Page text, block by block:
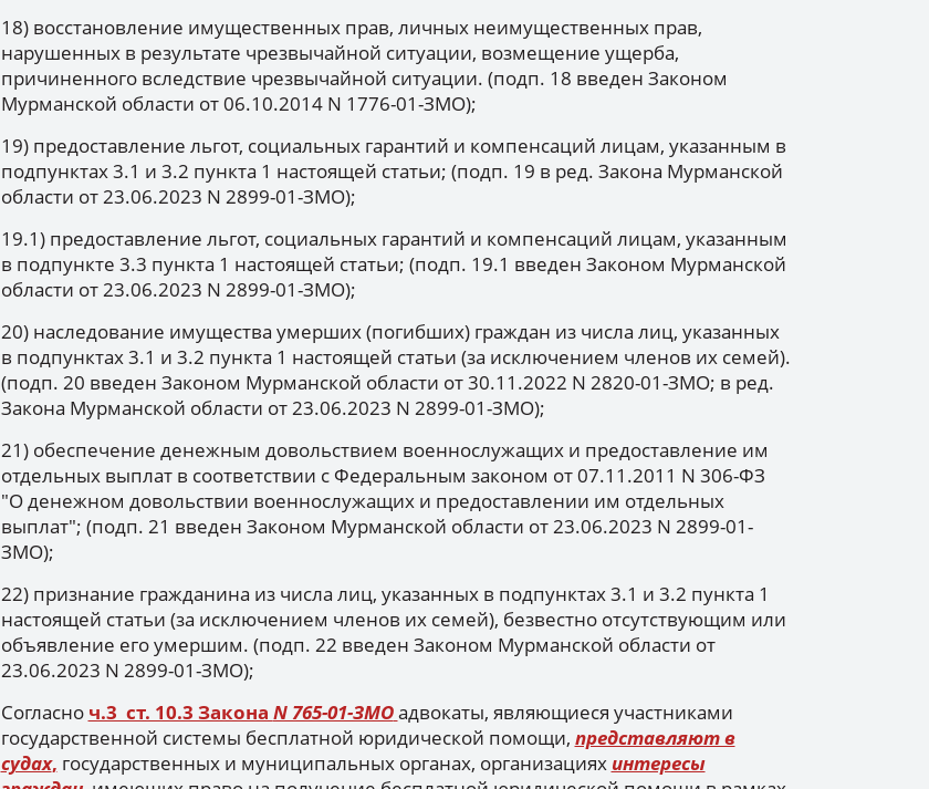
18) восстановление имущественных прав, личных неимущественных прав,
нарушенных в результате чрезвычайной ситуации, возмещение ущерба,
причиненного вследствие чрезвычайной ситуации. (подп. 18 введен Законом
Мурманской области от 06.10.2014 N 1776-01-ЗМО);
19) предоставление льгот, социальных гарантий и компенсаций лицам, указанным в
подпунктах 3.1 и 3.2 пункта 1 настоящей статьи; (подп. 19 в ред. Закона Мурманской
области от 23.06.2023 N 2899-01-ЗМО);
19.1) предоставление льгот, социальных гарантий и компенсаций лицам, указанным
в подпункте 3.3 пункта 1 настоящей статьи; (подп. 19.1 введен Законом Мурманской
области от 23.06.2023 N 2899-01-ЗМО);
20) наследование имущества умерших (погибших) граждан из числа лиц, указанных
в подпунктах 3.1 и 3.2 пункта 1 настоящей статьи (за исключением членов их семей).
(подп. 20 введен Законом Мурманской области от 30.11.2022 N 2820-01-ЗМО; в ред.
Закона Мурманской области от 23.06.2023 N 2899-01-ЗМО);
21) обеспечение денежным довольствием военнослужащих и предоставление им
отдельных выплат в соответствии с Федеральным законом от 07.11.2011 N 306-ФЗ
"О денежном довольствии военнослужащих и предоставлении им отдельных
выплат"; (подп. 21 введен Законом Мурманской области от 23.06.2023 N 2899-01-
ЗМО);
22) признание гражданина из числа лиц, указанных в подпунктах 3.1 и 3.2 пункта 1
настоящей статьи (за исключением членов их семей), безвестно отсутствующим или
объявление его умершим. (подп. 22 введен Законом Мурманской области от
23.06.2023 N 2899-01-ЗМО);
Согласно ч.3 ст. 10.3 Закона N 765-01-ЗМОадвокаты, являющиеся участниками
государственной системы бесплатной юридической помощи, представляют в
судах, государственных и муниципальных органах, организациях интересы